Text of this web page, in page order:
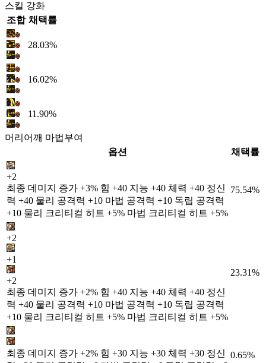
스킬 강화
조합 채택률
28.03%
16.02%
11.90%
머리어깨 마법부여
옵션
채택률
+2
최종 데미지 증가 +3% 힘 +40 지능 +40 체력 +40 정신
력 +40 물리 공격력 +10 마법 공격력 +10 독립 공격력
+10 물리 크리티컬 히트 +5% 마법 크리티컬 히트 +5%
75.54%
+2
+1
+2
최종 데미지 증가 +2% 힘 +40 지능 +40 체력 +40 정신
력 +40 물리 공격력 +10 마법 공격력 +10 독립 공격력
+10 물리 크리티컬 히트 +5% 마법 크리티컬 히트 +5%
23.31%
최종 데미지 증가 +2% 힘 +30 지능 +30 체력 +30 정신 0.65%